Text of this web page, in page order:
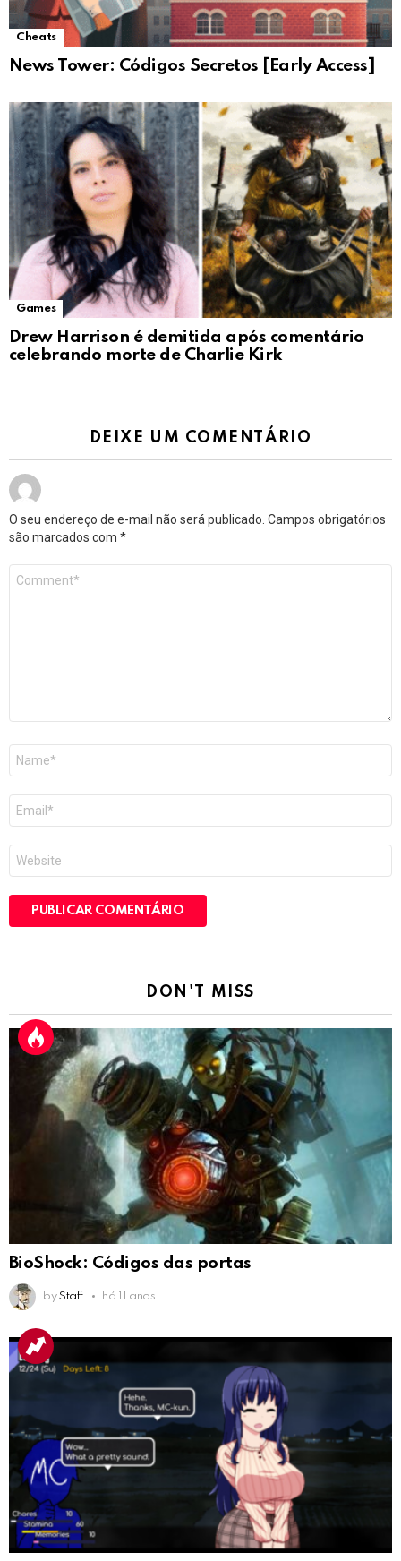
Cheats
News Tower: Códigos Secretos [Early Access]
Games
Drew Harrison é demitida após comentário
celebrando morte de Charlie Kirk
DEIXE UM COMENTÁRIO
O seu endereço de e-mail não será publicado. Campos obrigatórios
são marcados com *
mail
*
DON'T MISS
BioShock: Códigos das portas
by Staff há 11 anos